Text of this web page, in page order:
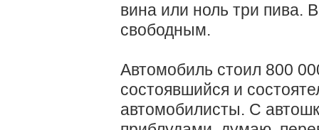
вина или ноль три пива.
свободным.
Автомобиль стоил 800
состоявшийся и
автомобилисты. С